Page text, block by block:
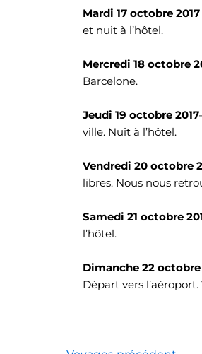
Mardi 17 octobre 2017
et nuit à l’hôtel.
Mercredi 18 octobre
Barcelone.
Jeudi 19 octobre 2017
ville. Nuit à l’hôtel.
Vendredi 20 octobre
libres. Nous nous
Samedi 21 octobre
l’hôtel.
Dimanche 22 octobre
Départ vers l’aéroport.